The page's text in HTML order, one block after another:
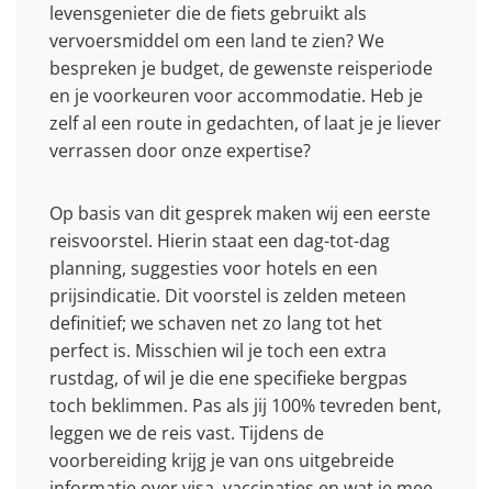
levensgenieter die de fiets gebruikt als
vervoersmiddel om een land te zien? We
bespreken je budget, de gewenste reisperiode
en je voorkeuren voor accommodatie. Heb je
zelf al een route in gedachten, of laat je je liever
verrassen door onze expertise?
Op basis van dit gesprek maken wij een eerste
reisvoorstel. Hierin staat een dag-tot-dag
planning, suggesties voor hotels en een
prijsindicatie. Dit voorstel is zelden meteen
definitief; we schaven net zo lang tot het
perfect is. Misschien wil je toch een extra
rustdag, of wil je die ene specifieke bergpas
toch beklimmen. Pas als jij 100% tevreden bent,
leggen we de reis vast. Tijdens de
voorbereiding krijg je van ons uitgebreide